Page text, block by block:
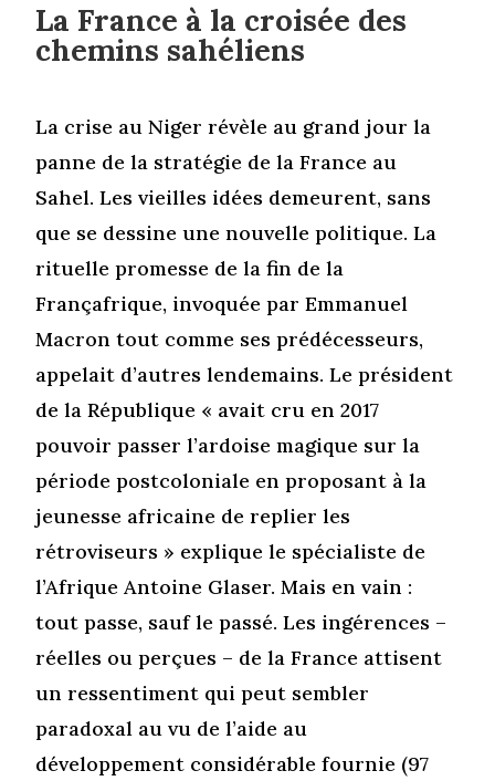
La France à la croisée des
chemins sahéliens
La crise au Niger révèle au grand jour la
panne de la stratégie de la France au
Sahel. Les vieilles idées demeurent, sans
que se dessine une nouvelle politique. La
rituelle promesse de la fin de la
Françafrique, invoquée par Emmanuel
Macron tout comme ses prédécesseurs,
appelait d’autres lendemains. Le président
de la République « avait cru en 2017
pouvoir passer l’ardoise magique sur la
période postcoloniale en proposant à la
jeunesse africaine de replier les
rétroviseurs » explique le spécialiste de
l’Afrique Antoine Glaser. Mais en vain :
tout passe, sauf le passé. Les ingérences –
réelles ou perçues – de la France attisent
un ressentiment qui peut sembler
paradoxal au vu de l’aide au
développement considérable fournie (97